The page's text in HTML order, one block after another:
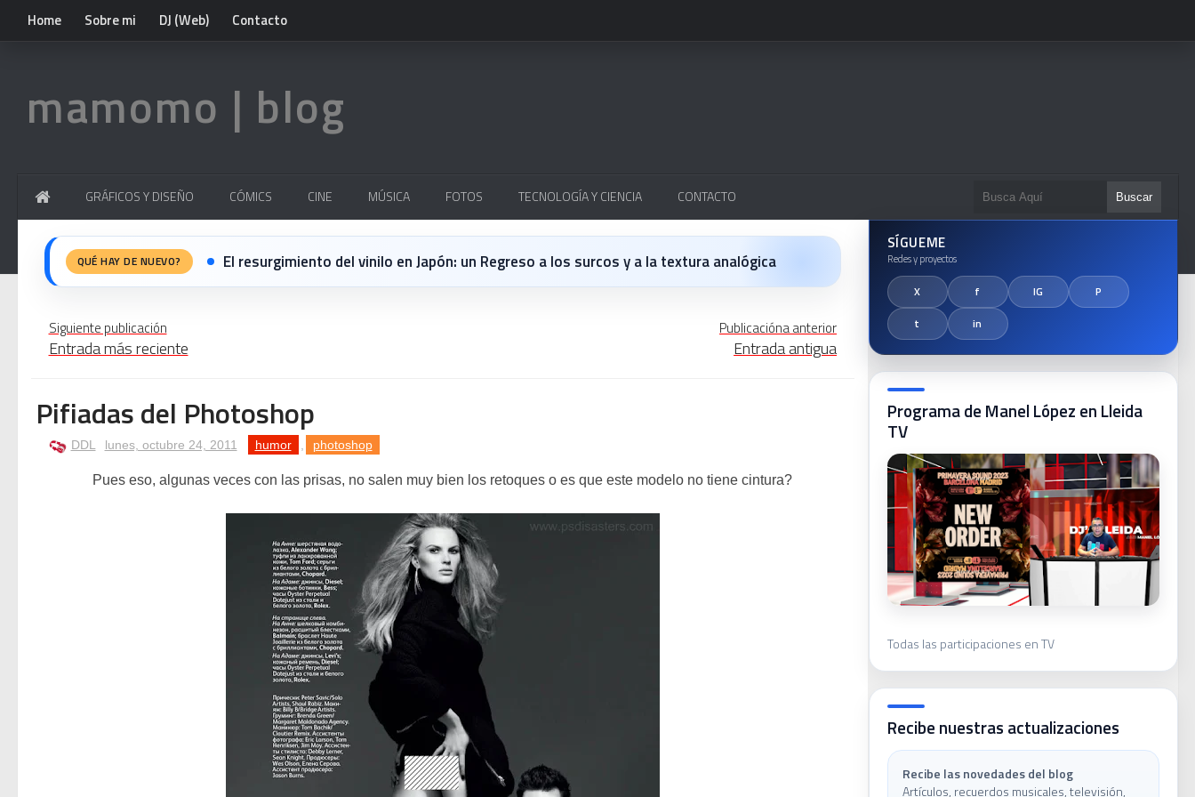
Home Sobre mi DJ (Web) Contacto
mamomo | blog
GRÁFICOS Y DISEÑO CÓMICS CINE MÚSICA FOTOS TECNOLOGÍA Y CIENCIA CONTACTO
QUÉ HAY DE NUEVO? El resurgimiento del vinilo en Japón: un Regreso a los surcos y a la textura analógica
Mike Platinas explica la historia de Halloween y los videoclips que marcaron una era
✨🎧 Una nit llegendària amb Mike Platinas i Manel López 🎧✨
Photoshop se cuelga al usar la herramienta de texto: soluciones definitivas y alternativas
Mamomo: el artista electrónico japonés que suena como mi seudónimo
Mamoru Samuragōchi: El Mito del “Beethoven Japonés” y la Gran Revelación
Twisted Tenderness de Electronic: entre guitarras, sintetizadores y dos leyendas
🥊 ¿Michael Jackson golpeó a Tupac? El rumor más explosivo del hip-hop, contado con detalle
Siguiente publicación
Entrada más reciente
Publicacióna anterior
Entrada antigua
Pifiadas del Photoshop
DDL lunes, octubre 24, 2011 humor photoshop
Pues eso, algunas veces con las prisas, no salen muy bien los retoques o es que este modelo no tiene cintura?
SÍGUEME
Programa de Manel López en Lleida
TV
Todas las participaciones en TV
Recibe nuestras actualizaciones
Recibe las novedades del blog
Artículos, recuerdos musicales, televisión,